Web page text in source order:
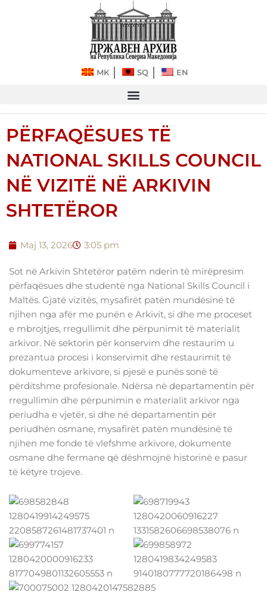
MK SQ EN
PËRFAQËSUES TË
NATIONAL SKILLS COUNCIL
NË VIZITË NË ARKIVIN
SHTETËROR
Maj 13, 2026 3:05 pm
Sot në Arkivin Shtetëror patëm nderin të mirëpresim
përfaqësues dhe studentë nga National Skills Council i
Maltës. Gjatë vizitës, mysafirët patën mundësinë të
njihen nga afër me punën e Arkivit, si dhe me proceset
e mbrojtjes, rregullimit dhe përpunimit të materialit
arkivor. Në sektorin për konservim dhe restaurim u
prezantua procesi i konservimit dhe restaurimit të
dokumenteve arkivore, si pjesë e punës sonë të
përditshme profesionale. Ndërsa në departamentin për
rregullimin dhe përpunimin e materialit arkivor nga
periudha e vjetër, si dhe në departamentin për
periudhën osmane, mysafirët patën mundësinë të
njihen me fonde të vlefshme arkivore, dokumente
osmane dhe fermane që dëshmojnë historinë e pasur
të këtyre trojeve.